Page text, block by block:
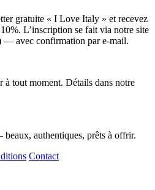
gratuite « I Love Italy » et recevez
L’inscription se fait via notre site
— avec confirmation par e-mail.
à tout moment. Détails dans notre
authentiques, prêts à offrir.
Contact